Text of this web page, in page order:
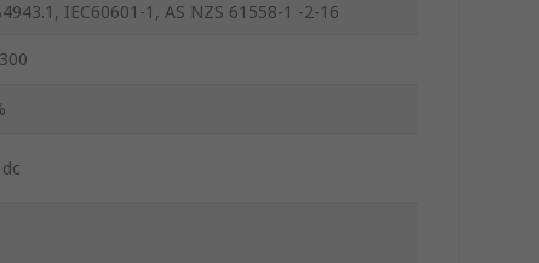
IEC60601-1, AS NZS 61558-1 -2-16